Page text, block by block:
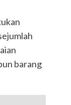
barang